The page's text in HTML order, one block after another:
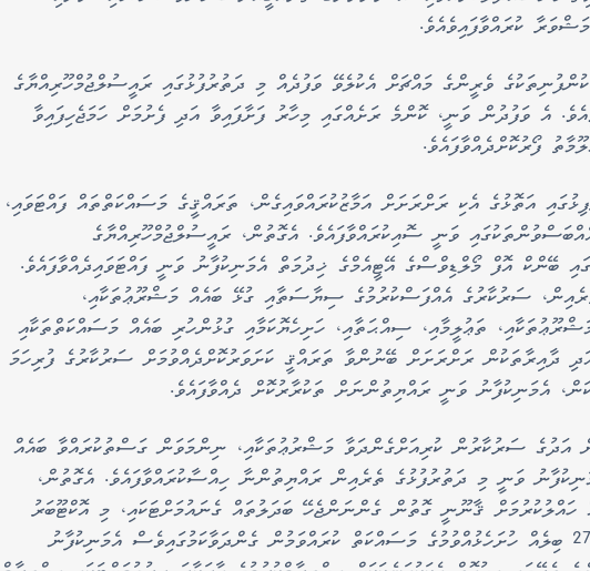
ކުރައްވާފައިވެއެވެ.
ވެރީންގެ މައްޗަށް އެކުލެވޭ ވަފުދެއް މި ދަތުރުފުޅުގައި ރައީސުލްޖުމްހޫރިއްޔާގެ
އެ ވަފުދުން ވަނީ، ކޮންމެ ރަށެއްގައި މިހާރު ފަށާފައިވާ އަދި ފެށުމަށް ހަމަޖެހިފައިވާ
ފޯރުކޮށްދެއްވާފައެވެ.
އަތޮޅުގެ އެކި ރަށްރަށަށް އަމާޒުކުރައްވައިގެން، ތަރައްޤީގެ މަސައްކަތްތައް ފައްޓަވައި،
ވަނީ ސޮއިކުރައްވާފައެވެ. އެގޮތުން، ރައީސުލްޖުމްހޫރިއްޔާގެ
ބޭންކް އޮފް މޯލްޑިވްސްގެ އޭޓީއެމްގެ ޚިދުމަތް އެމަނިކުފާނު ވަނީ ފައްޓަވައިދެއްވާފައެވެ.
ސަރުކާރުގެ އެއްފަސްކުރުމުގެ ސިޔާސަތާއި ގުޅޭ ބައެއް މަޝްރޫޢުތަކާއި،
ތަޢުލީމާއި، ސިއްޙަތާއި، ހަށިހެޔޮކަމާއި ގުޅުންހުރި ބައެއް މަސައްކަތްތަކާއި
ދާއިރާތަކުން ރަށްރަށަށް ބޭނުންވާ ތަރައްޤީ ކަށަވަރުކޮށްދެއްވުމަށް ސަރުކާރުގެ ފުރިހަމަ
އެމަނިކުފާނު ވަނީ ރައްޔިތުންނަށް ތަކުރާރުކޮށް ދެއްވާފައެވެ.
އަދުގެ ސަރުކާރުން ކުރިއަށްގެންދަވާ މަޝްރުޢުތަކާއި، ނިންމަވަން ގަސްތުކުރައްވާ ބައެއް
ވަނީ މި ދަތުރުފުޅުގެ ތެރެއިން ރައްޔިތުންނާ ހިއްސާކުރައްވާފައެވެ. އެގޮތުން،
ޤާނޫނީ ގޮތުން ގެންނަންޖެހޭ ބަދަލުތައް ގެނައުމަށްޓަކައި، މި އޮކްޓޫބަރު
މަހު ފެށުނު މަޖިލީހުގެ ދައުރަށް 27 ބިލެއް ހުށަހެޅުއްވުމުގެ މަސައްކަތް ކުރައްވަމުން ގެންދަވާކަމުގައިވެސް އެމަނިކުފާނު